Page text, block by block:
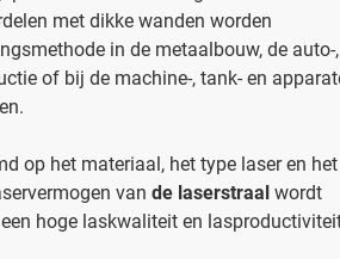
met dikke wanden worden
in de metaalbouw, de auto-,
of bij de machine-, tank- en
op het materiaal, het type laser en het
van de laserstraal wordt
hoge laskwaliteit en